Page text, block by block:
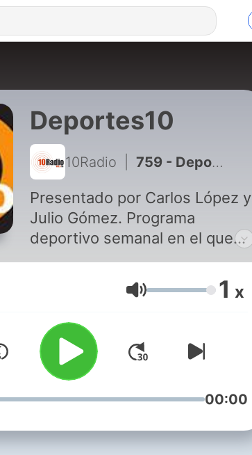
Deportes10
10Radio 759 - Deportes 10 09-03-2018
Presentado por Carlos López y
Julio Gómez. Programa
deportivo semanal en el que
se cuenta y analiza la
actualidad diaria deportiva.
Con especial hincapìé en el
mundo polideportivo y con
unos colaboradores de lujo. De
lunes a viernes de 14:00 a
15:00 de la tarde.
Volumen 1 x
00:00